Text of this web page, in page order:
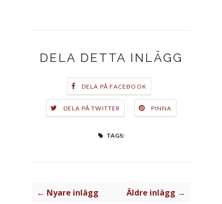
DELA DETTA INLÄGG
DELA PÅ FACEBOOK
DELA PÅ TWITTER PINNA
TAGS:
← Nyare inlägg Äldre inlägg →